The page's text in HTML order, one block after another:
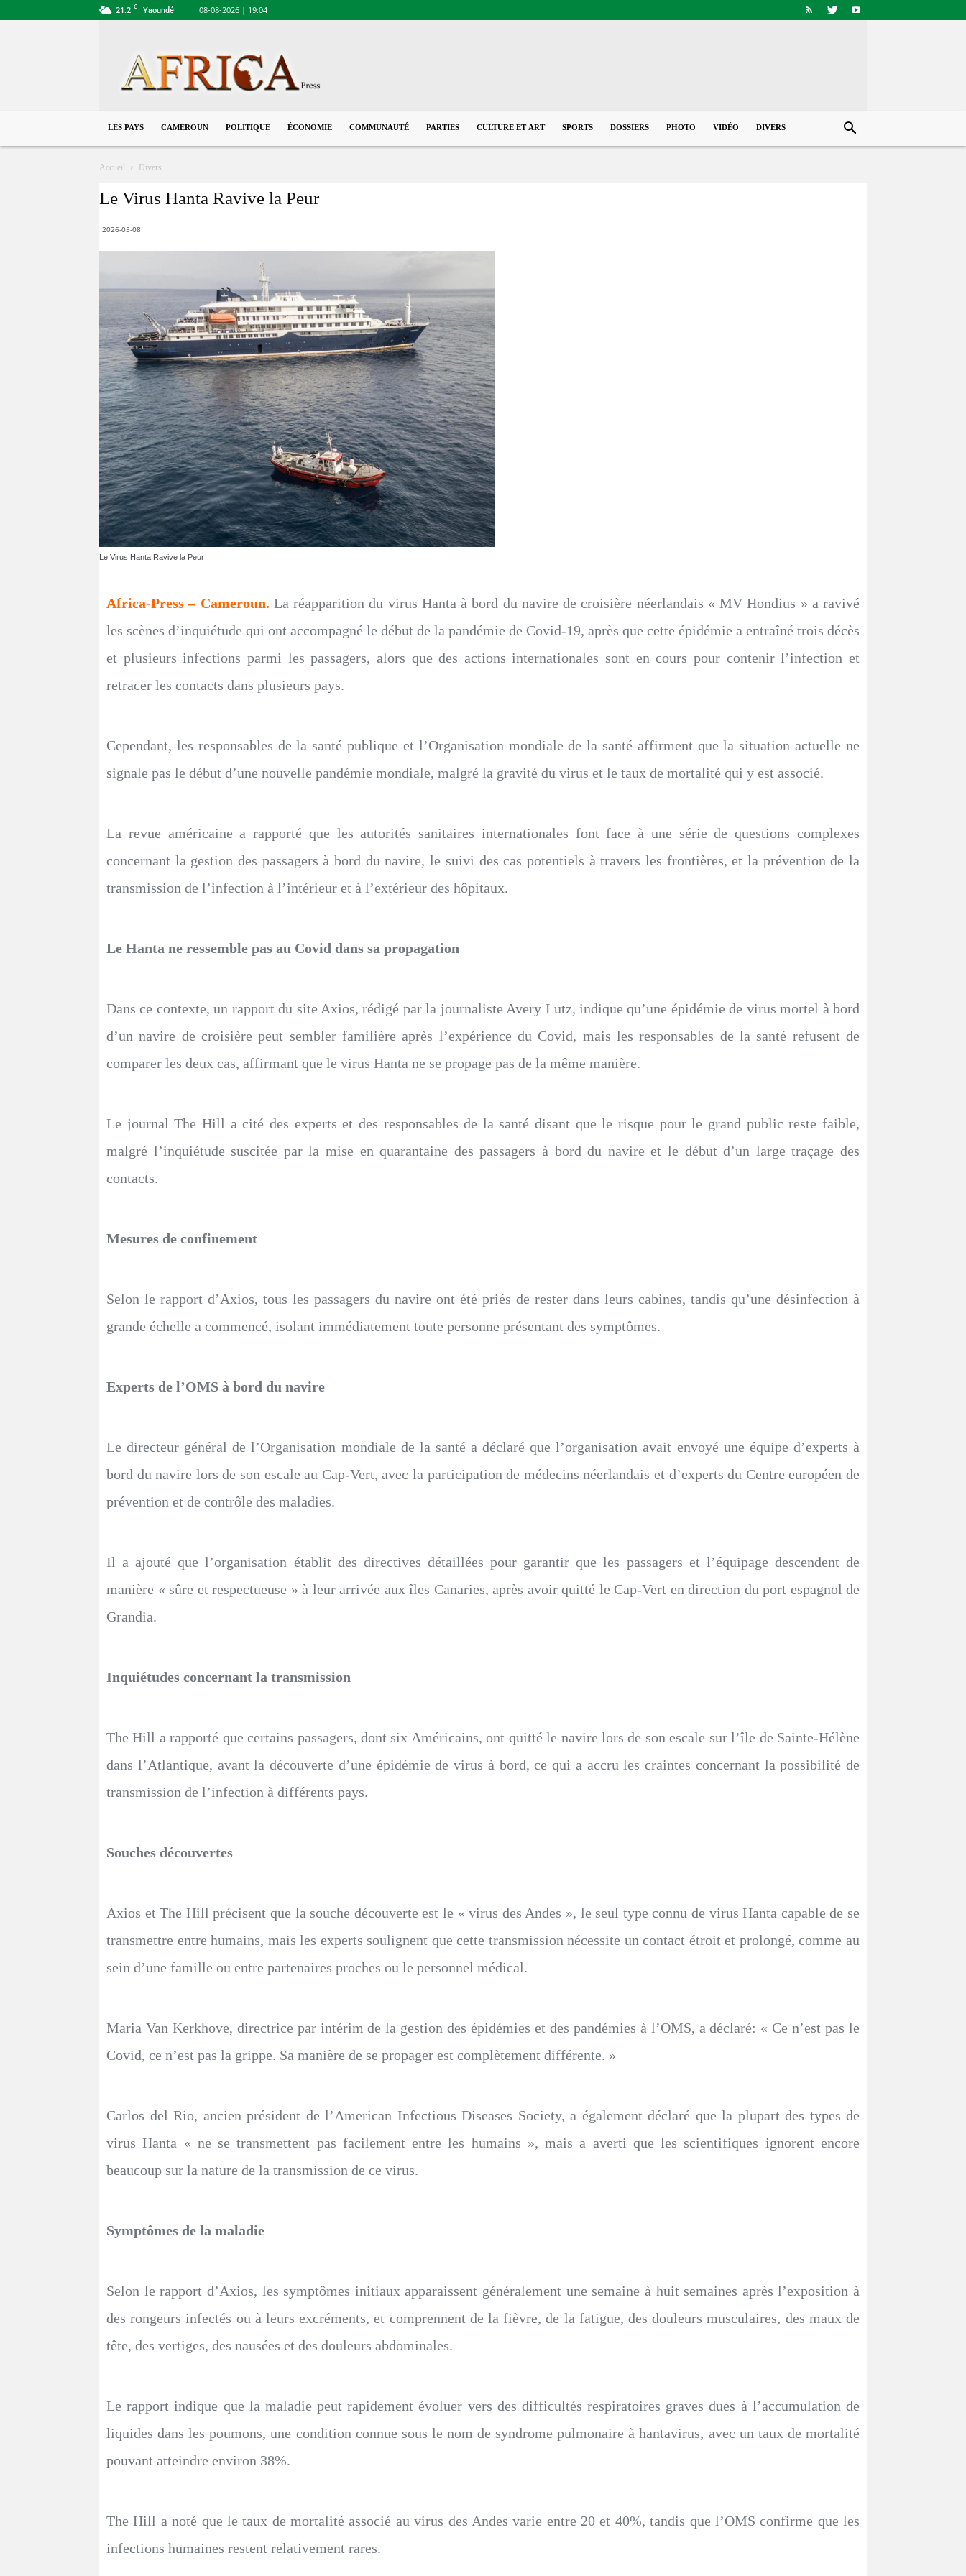
21.2 C Yaoundé 08-08-2026 | 19:04
LES PAYS CAMEROUN POLITIQUE ÉCONOMIE COMMUNAUTÉ PARTIES CULTURE ET ART SPORTS DOSSIERS PHOTO VIDÉO DIVERS
Accueil Divers
Le Virus Hanta Ravive la Peur
2026-05-08
Le Virus Hanta Ravive la Peur
Africa-Press – Cameroun. La réapparition du virus Hanta à bord du navire de croisière néerlandais « MV Hondius » a ravivé
les scènes d’inquiétude qui ont accompagné le début de la pandémie de Covid-19, après que cette épidémie a entraîné trois décès
et plusieurs infections parmi les passagers, alors que des actions internationales sont en cours pour contenir l’infection et
retracer les contacts dans plusieurs pays.
Cependant, les responsables de la santé publique et l’Organisation mondiale de la santé affirment que la situation actuelle ne
signale pas le début d’une nouvelle pandémie mondiale, malgré la gravité du virus et le taux de mortalité qui y est associé.
La revue américaine a rapporté que les autorités sanitaires internationales font face à une série de questions complexes
concernant la gestion des passagers à bord du navire, le suivi des cas potentiels à travers les frontières, et la prévention de la
transmission de l’infection à l’intérieur et à l’extérieur des hôpitaux.
Le Hanta ne ressemble pas au Covid dans sa propagation
Dans ce contexte, un rapport du site Axios, rédigé par la journaliste Avery Lutz, indique qu’une épidémie de virus mortel à bord
d’un navire de croisière peut sembler familière après l’expérience du Covid, mais les responsables de la santé refusent de
comparer les deux cas, affirmant que le virus Hanta ne se propage pas de la même manière.
Le journal The Hill a cité des experts et des responsables de la santé disant que le risque pour le grand public reste faible,
malgré l’inquiétude suscitée par la mise en quarantaine des passagers à bord du navire et le début d’un large traçage des
contacts.
Mesures de confinement
Selon le rapport d’Axios, tous les passagers du navire ont été priés de rester dans leurs cabines, tandis qu’une désinfection à
grande échelle a commencé, isolant immédiatement toute personne présentant des symptômes.
Experts de l’OMS à bord du navire
Le directeur général de l’Organisation mondiale de la santé a déclaré que l’organisation avait envoyé une équipe d’experts à
bord du navire lors de son escale au Cap-Vert, avec la participation de médecins néerlandais et d’experts du Centre européen de
prévention et de contrôle des maladies.
Il a ajouté que l’organisation établit des directives détaillées pour garantir que les passagers et l’équipage descendent de
manière « sûre et respectueuse » à leur arrivée aux îles Canaries, après avoir quitté le Cap-Vert en direction du port espagnol de
Grandia.
Inquiétudes concernant la transmission
The Hill a rapporté que certains passagers, dont six Américains, ont quitté le navire lors de son escale sur l’île de Sainte-Hélène
dans l’Atlantique, avant la découverte d’une épidémie de virus à bord, ce qui a accru les craintes concernant la possibilité de
transmission de l’infection à différents pays.
Souches découvertes
Axios et The Hill précisent que la souche découverte est le « virus des Andes », le seul type connu de virus Hanta capable de se
transmettre entre humains, mais les experts soulignent que cette transmission nécessite un contact étroit et prolongé, comme au
sein d’une famille ou entre partenaires proches ou le personnel médical.
Maria Van Kerkhove, directrice par intérim de la gestion des épidémies et des pandémies à l’OMS, a déclaré: « Ce n’est pas le
Covid, ce n’est pas la grippe. Sa manière de se propager est complètement différente. »
Carlos del Rio, ancien président de l’American Infectious Diseases Society, a également déclaré que la plupart des types de
virus Hanta « ne se transmettent pas facilement entre les humains », mais a averti que les scientifiques ignorent encore
beaucoup sur la nature de la transmission de ce virus.
Symptômes de la maladie
Selon le rapport d’Axios, les symptômes initiaux apparaissent généralement une semaine à huit semaines après l’exposition à
des rongeurs infectés ou à leurs excréments, et comprennent de la fièvre, de la fatigue, des douleurs musculaires, des maux de
tête, des vertiges, des nausées et des douleurs abdominales.
Le rapport indique que la maladie peut rapidement évoluer vers des difficultés respiratoires graves dues à l’accumulation de
liquides dans les poumons, une condition connue sous le nom de syndrome pulmonaire à hantavirus, avec un taux de mortalité
pouvant atteindre environ 38%.
The Hill a noté que le taux de mortalité associé au virus des Andes varie entre 20 et 40%, tandis que l’OMS confirme que les
infections humaines restent relativement rares.